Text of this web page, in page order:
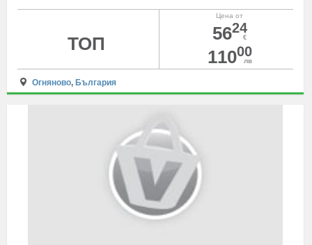
Цена от
5624
€
11000
лв
ТОП
Огняново, България